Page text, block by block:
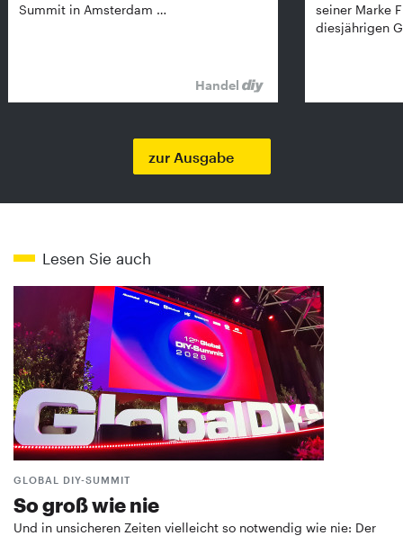
Summit in Amsterdam …
Handel
seiner Marke
diesjährigen
zur Ausgabe
Lesen Sie auch
GLOBAL DIY-SUMMIT
So groß wie nie
Und in unsicheren Zeiten vielleicht so notwendig wie nie: Der